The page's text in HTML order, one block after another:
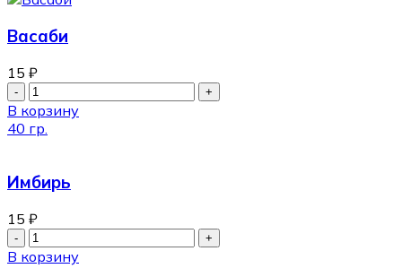
Васаби
15 ₽
В корзину
40 гр.
Имбирь
15 ₽
В корзину